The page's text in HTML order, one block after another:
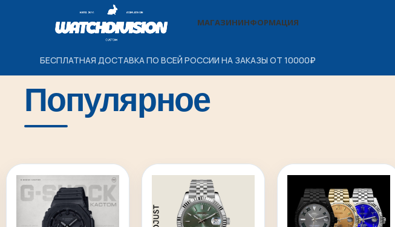
МАГАЗИНИНФОРМАЦИЯ
БЕСПЛАТНАЯ ДОСТАВКА ПО ВСЕЙ РОССИИ НА ЗАКАЗЫ ОТ 10000₽
Популярное